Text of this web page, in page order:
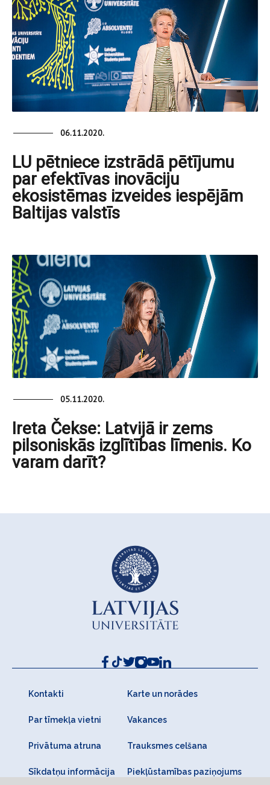
06.11.2020.
LU pētniece izstrādā pētījumu
par efektīvas inovāciju
ekosistēmas izveides iespējām
Baltijas valstīs
05.11.2020.
Ireta Čekse: Latvijā ir zems
pilsoniskās izglītības līmenis. Ko
varam darīt?
Kontakti Karte un norādes
Par tīmekļa vietni Vakances
Privātuma atruna Trauksmes celšana
Sīkdatņu informācija Piekļūstamības paziņojums